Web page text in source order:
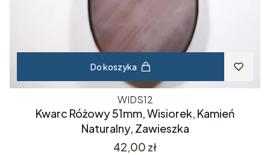
Do koszyka
WIDS12
Kwarc Różowy 51mm, Wisiorek, Kamień
Naturalny, Zawieszka
Cena
42,00 zł